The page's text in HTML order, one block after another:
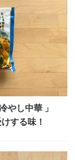
やし中華 」
する味！